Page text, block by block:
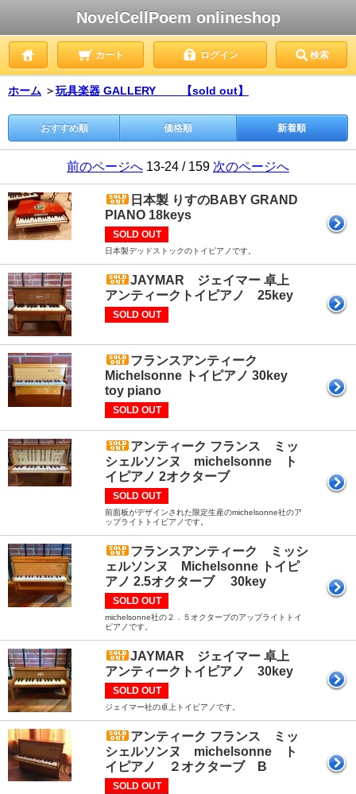
NovelCellPoem onlineshop
カート ログイン 検索
ホーム ＞玩具楽器 GALLERY 【sold out】
おすすめ順 価格順 新着順
前のページへ 13-24 / 159 次のページへ
日本製 りすのBABY GRAND
PIANO 18keys
SOLD OUT
日本製デッドストックのトイピアノです。
JAYMAR ジェイマー 卓上
アンティークトイピアノ 25key
SOLD OUT
フランスアンティーク
Michelsonne トイピアノ 30key
toy piano
SOLD OUT
アンティーク フランス ミッ
シェルソンヌ michelsonne ト
イピアノ 2オクターブ
SOLD OUT
前面板がデザインされた限定生産のmichelsonne社のア
ップライトトイピアノです。
フランスアンティーク ミッシ
ェルソンヌ Michelsonne トイピ
アノ 2.5オクターブ 30key
SOLD OUT
michelsonne社の２．５オクターブのアップライトトイ
ピアノです。
JAYMAR ジェイマー 卓上
アンティークトイピアノ 30key
SOLD OUT
ジェイマー社の卓上トイピアノです。
アンティーク フランス ミッ
シェルソンヌ michelsonne ト
イピアノ ２オクターブ B
SOLD OUT